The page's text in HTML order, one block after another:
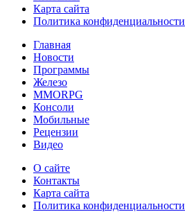
Карта сайта
Политика конфиденциальности
Главная
Новости
Программы
Железо
MMORPG
Консоли
Мобильные
Рецензии
Видео
О сайте
Контакты
Карта сайта
Политика конфиденциальности